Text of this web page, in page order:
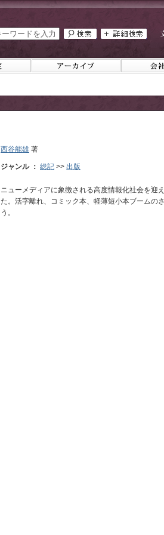
西谷能雄 著
ジャンル ： 総記 >> 出版
ニューメディアに象徴される高度情報化社会を迎
た。活字離れ、コミック本、軽薄短小本ブームの
う。